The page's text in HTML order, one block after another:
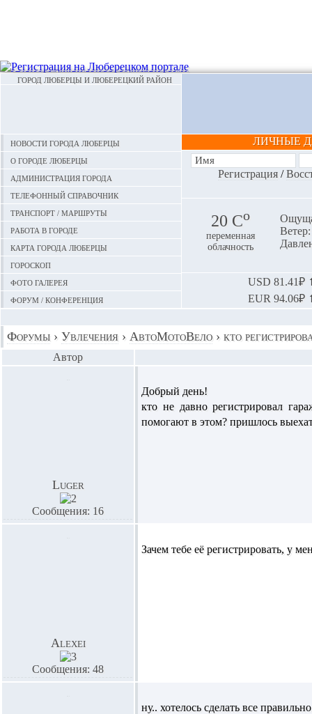
ГОРОД ЛЮБЕРЦЫ И ЛЮБЕРЕЦКИЙ РАЙОН
Новости города Люберцы
О городе Люберцы
Администрация города
Телефонный справочник
Транспорт / маршруты
Работа в городе
Карта города Люберцы
Гороскоп
Фото галерея
Форум / конференция
ЛИЧНЫЕ
Регистрация/
20 Сo
переменная
облачность
USD 81.41₽
EUR 94.06₽
Форумы › Увлечения › АвтоМотоВело › кто
Автор
Luger
Сообщения: 16
Добрый день!
кто не давно регистрировал
помогают в этом? пришлось
Alexei
Сообщения: 48
Зачем тебе её регистрировать, у
ну.. хотелось сделать все